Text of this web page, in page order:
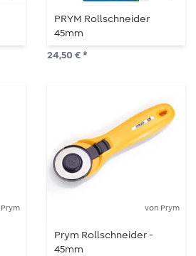
PRYM Rollschneider
45mm
24,50 € *
von Prym
Prym Rollschneider -
45mm